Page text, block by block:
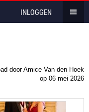
INLOGGEN
door Amice Van den Hoek
op 06 mei 2026